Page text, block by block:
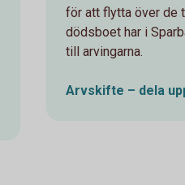
för att flytta över de
dödsboet har i
till arvingarna.
Arvskifte – dela